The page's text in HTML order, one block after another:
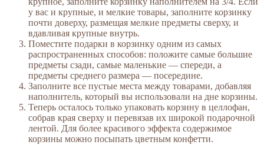
у вас и крупные, и мелкие товары, заполните корзинку
почти доверху, размещая мелкие предметы сверху, и
вдавливая крупные внутрь.
Поместите подарки в корзинку одним из самых
распространенных способов: положите самые большие
предметы сзади, самые маленькие — спереди, а
предметы среднего размера — посередине.
Заполните все пустые места между товарами, добавляя
наполнитель, который вы использовали на дне корзины.
Теперь осталось только упаковать корзину в целлофан,
собрав края сверху и перевязав их широкой подарочной
лентой. Для более красивого эффекта содержимое
корзины можно посыпать цветным конфетти.